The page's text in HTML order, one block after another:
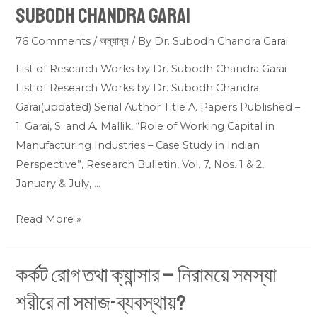
Subodh Chandra Garai
76 Comments /অন্যান্য / By Dr. Subodh Chandra Garai
List of Research Works by Dr. Subodh Chandra Garai
List of Research Works by Dr. Subodh Chandra
Garai(updated) Serial Author Title A. Papers Published –
1. Garai, S. and A. Mallik, “Role of Working Capital in
Manufacturing Industries – Case Study in Indian
Perspective”, Research Bulletin, Vol. 7, Nos. 1 & 2,
January & July, …
Research
Works
Chandra
Read More »
কর্কট রোগ তথা ক্যান্সার – নিরাময়ে সমস্যা
শরীরে না সমাজ-ব্যবস্থায়?
কর্কট
তথা